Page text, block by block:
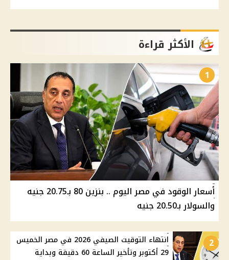
الأكثر قراءة
1
أسعار الوقود في مصر اليوم .. بنزين 80 بـ20.75 جنيه
والسولار بـ20.50 جنيه
2
انتهاء التوقيت الصيفي 2026 في مصر الخميس
29 أكتوبر وتأخير الساعة 60 دقيقة وبداية